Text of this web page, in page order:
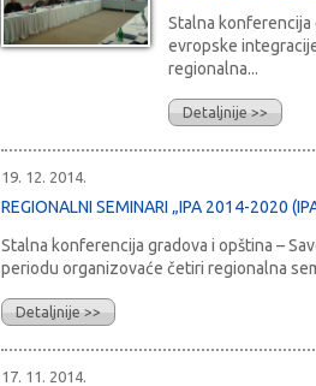
Stalna konferencija
evropske
regionalna...
Detaljnije >>
19. 12. 2014.
REGIONALNI SEMINARI „IPA 2014-2020
Stalna konferencija gradova i opština –
periodu organizovaće četiri regionalna
Detaljnije >>
17. 11. 2014.